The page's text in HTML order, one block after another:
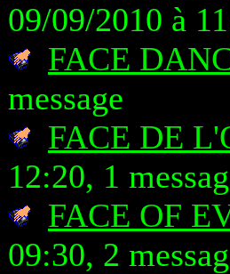
09/09/2010 à
FACE
message
FACE DE
12:20, 1
FACE OF
09:30, 2